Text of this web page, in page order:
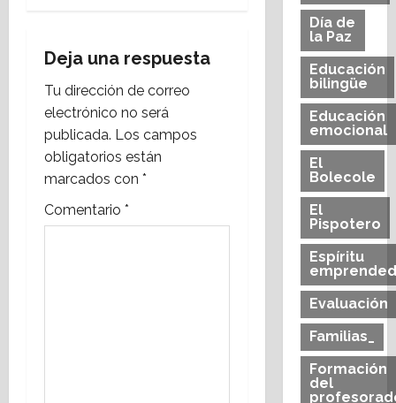
ó
n
d
e
e
Deja una respuesta
Tu dirección de correo
electrónico no será
publicada. Los campos
obligatorios están
marcados con *
Comentario *
Día de
la Paz
Educación
bilingüe
Educación
emocional
El
Bolecole
El
Pispotero
Espíritu
Evaluación
Familias_
Formación
del